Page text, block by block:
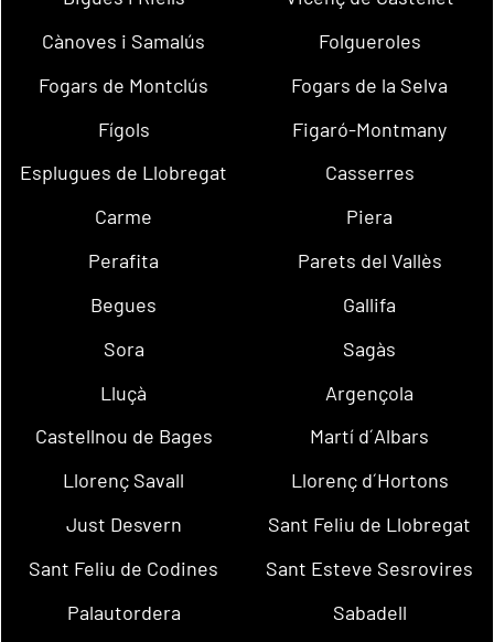
Cànoves i Samalús
Folgueroles
Fogars de Montclús
Fogars de la Selva
Fígols
Figaró-Montmany
Esplugues de Llobregat
Casserres
Carme
Piera
Perafita
Parets del Vallès
Begues
Gallifa
Sora
Sagàs
Lluçà
Argençola
Castellnou de Bages
Martí d´Albars
Llorenç Savall
Llorenç d´Hortons
Just Desvern
Sant Feliu de Llobregat
Sant Feliu de Codines
Sant Esteve Sesrovires
Palautordera
Sabadell